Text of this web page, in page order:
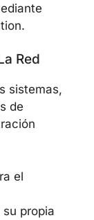
Red
sistemas,
de
el
propia